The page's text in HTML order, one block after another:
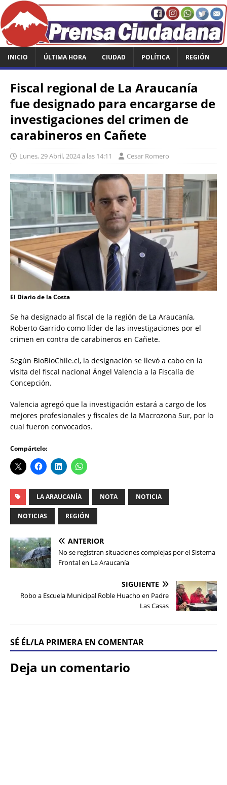
INICIO ÚLTIMA HORA CIUDAD POLÍTICA REGIÓN
Fiscal regional de La Araucanía
fue designado para encargarse de
investigaciones del crimen de
carabineros en Cañete
Lunes, 29 Abril, 2024 a las 14:11 Cesar Romero
El Diario de la Costa
Se ha designado al fiscal de la región de La Araucanía,
Roberto Garrido como líder de las investigaciones por el
crimen en contra de carabineros en Cañete.
Según BioBioChile.cl, la designación se llevó a cabo en la
visita del fiscal nacional Ángel Valencia a la Fiscalía de
Concepción.
Valencia agregó que la investigación estará a cargo de los
mejores profesionales y fiscales de la Macrozona Sur, por lo
cual fueron convocados.
Compártelo:
LA ARAUCANÍA NOTA NOTICIA
NOTICIAS REGIÓN
ANTERIOR
No se registran situaciones complejas por el Sistema
Frontal en La Araucanía
SIGUIENTE
Robo a Escuela Municipal Roble Huacho en Padre
Las Casas
SÉ ÉL/LA PRIMERA EN COMENTAR
Deja un comentario